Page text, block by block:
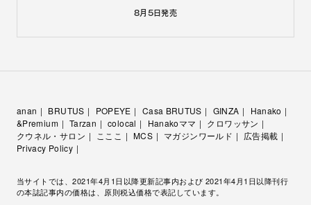
8月5日発売
anan BRUTUS POPEYE Casa BRUTUS GINZA
Hanako
&Premium
Tarzan colocal Hanakoママ
クロワッサン
クウネル・サロン
こここ MCS マガジンワールド
広告掲載
Privacy Policy
当サイトでは、2021年4月1日以降更新記事内および 2021年4月1日以降刊行
の本誌記事内の価格は、原則税込価格で表記しています。